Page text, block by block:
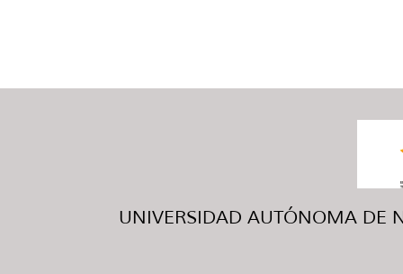
UNIVERSIDAD AUTÓNOMA DE